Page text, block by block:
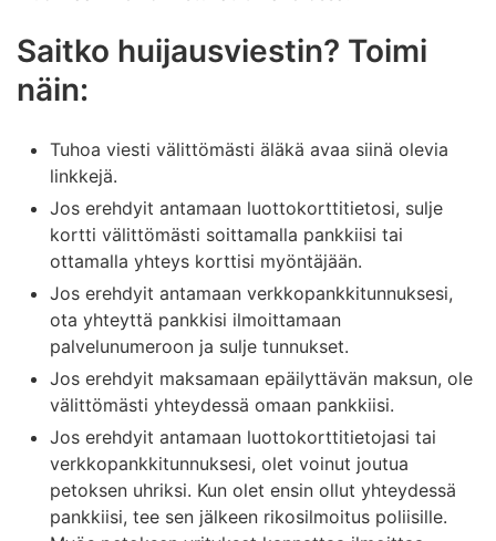
Saitko huijausviestin? Toimi
näin:
Tuhoa viesti välittömästi äläkä avaa siinä olevia
linkkejä.
Jos erehdyit antamaan luottokorttitietosi, sulje
kortti välittömästi soittamalla pankkiisi tai
ottamalla yhteys korttisi myöntäjään.
Jos erehdyit antamaan verkkopankkitunnuksesi,
ota yhteyttä pankkisi ilmoittamaan
palvelunumeroon ja sulje tunnukset.
Jos erehdyit maksamaan epäilyttävän maksun, ole
välittömästi yhteydessä omaan pankkiisi.
Jos erehdyit antamaan luottokorttitietojasi tai
verkkopankkitunnuksesi, olet voinut joutua
petoksen uhriksi. Kun olet ensin ollut yhteydessä
pankkiisi, tee sen jälkeen rikosilmoitus poliisille.